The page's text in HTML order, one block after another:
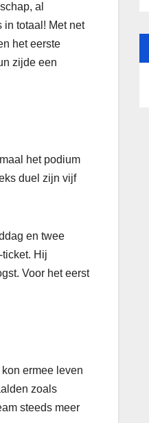
al
totaal! Met net
het eerste
zijde een
het podium
duel zijn vijf
en twee
Hij
Voor het eerst
ermee leven
zoals
steeds meer